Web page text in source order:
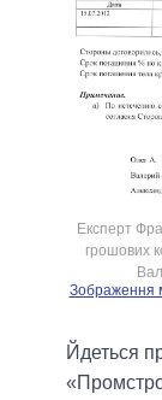
Експерт
грошових
Зображення
Йдеться